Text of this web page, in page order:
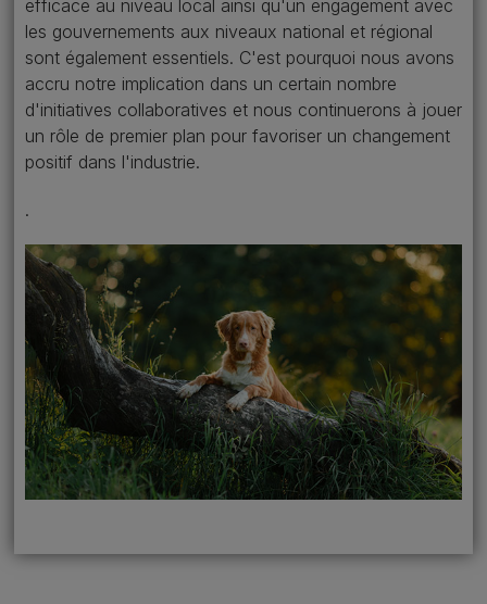
efficace au niveau local ainsi qu'un engagement avec
les gouvernements aux niveaux national et régional
sont également essentiels. C'est pourquoi nous avons
accru notre implication dans un certain nombre
d'initiatives collaboratives et nous continuerons à jouer
un rôle de premier plan pour favoriser un changement
positif dans l'industrie.
.